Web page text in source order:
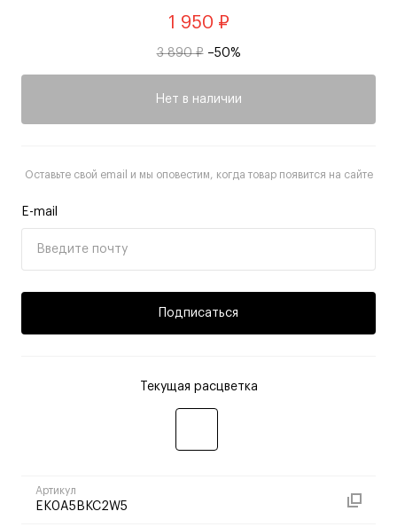
1 950 ₽
3 890 ₽ –50%
Нет в наличии
Оставьте свой email и мы оповестим, когда товар появится на сайте
E-mail
Подписаться
Текущая расцветка
Артикул
EK0A5BKC2W5